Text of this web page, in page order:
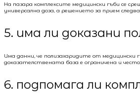
На пазара комплексите медицински гъби се
универсална доза, а решението за прием
5. има ли доказани
Има данни, че полизахаридите от
доказателствената база е ограничена и
6. подпомага ли